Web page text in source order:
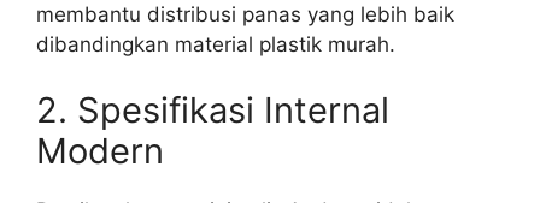
membantu distribusi panas yang lebih baik
dibandingkan material plastik murah.
2. Spesifikasi Internal
Modern